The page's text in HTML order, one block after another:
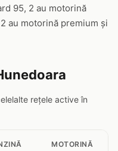
95, 2 au motorină
au motorină premium și
rețele active în
MOTORINĂ